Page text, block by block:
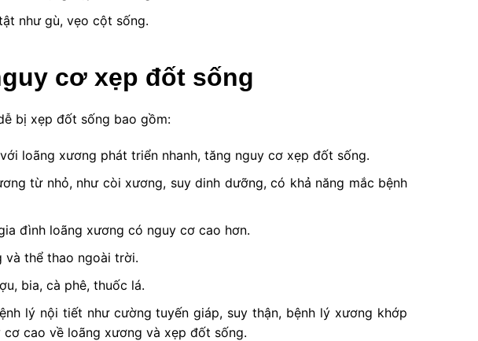
như gù, vẹo cột sống.
cơ xẹp đốt sống
bị xẹp đốt sống bao gồm:
loãng xương phát triển nhanh, tăng nguy cơ xẹp đốt sống.
từ nhỏ, như còi xương, suy dinh dưỡng, có khả năng mắc bệnh
đình loãng xương có nguy cơ cao hơn.
và thể thao ngoài trời.
bia, cà phê, thuốc lá.
lý nội tiết như cường tuyến giáp, suy thận, bệnh lý xương khớp
cơ cao về loãng xương và xẹp đốt sống.